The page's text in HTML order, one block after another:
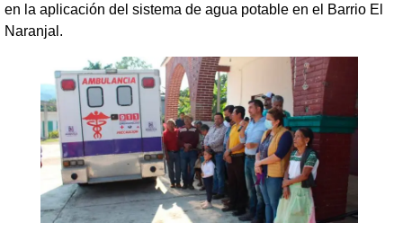
en la aplicación del sistema de agua potable en el Barrio El
Naranjal.